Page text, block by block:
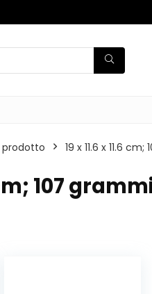
prodotto ‎19 x 11.6 x 11.6
107